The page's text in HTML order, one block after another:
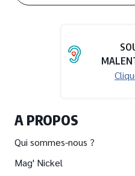
A PROPOS
Qui sommes-nous ?
Mag' Nickel